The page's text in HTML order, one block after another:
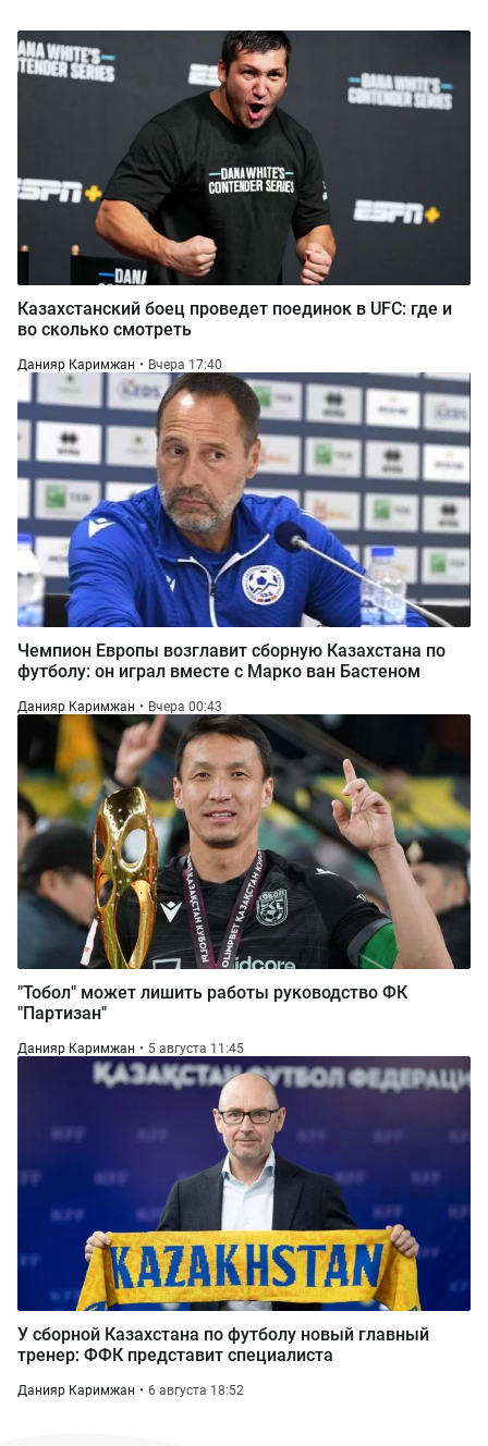
Казахстанский боец проведет поединок в UFC: где и
во сколько смотреть
Данияр Каримжан Вчера 17:40
Чемпион Европы возглавит сборную Казахстана по
футболу: он играл вместе с Марко ван Бастеном
Данияр Каримжан Вчера 00:43
"Тобол" может лишить работы руководство ФК
"Партизан"
Данияр Каримжан 5 августа 11:45
У сборной Казахстана по футболу новый главный
тренер: ФФК представит специалиста
Данияр Каримжан 6 августа 18:52